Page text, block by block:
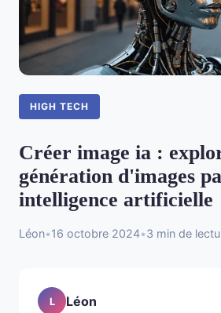
HIGH TECH
Créer image ia :
génération d'images
intelligence artificielle
Léon•16 octobre 2024•3 min de
L Léon